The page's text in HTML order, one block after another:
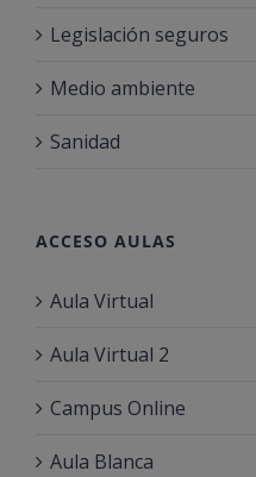
Legislación seguros
Medio ambiente
Sanidad
ACCESO AULAS
Aula Virtual
Aula Virtual 2
Campus Online
Aula Blanca